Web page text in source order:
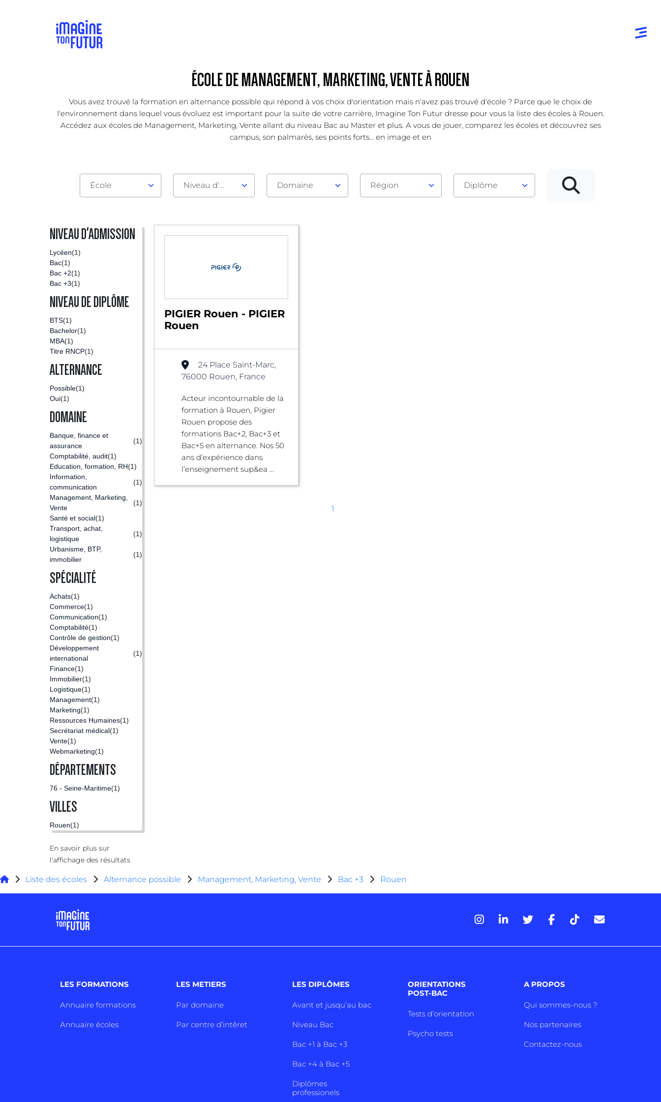
ÉCOLE DE MANAGEMENT, MARKETING, VENTE À ROUEN
Vous avez trouvé la formation en alternance possible qui répond à vos choix d'orientation mais n'avez pas trouvé d'école ? Parce que le choix de
l'environnement dans lequel vous évoluez est important pour la suite de votre carrière, Imagine Ton Futur dresse pour vous la liste des écoles à Rouen.
Accédez aux écoles de Management, Marketing, Vente allant du niveau Bac au Master et plus. A vous de jouer, comparez les écoles et découvrez ses
campus, son palmarès, ses points forts... en image et en
École Niveau d'admission Domaine Région Diplôme
NIVEAU D'ADMISSION
Lycéen(1)
Bac(1)
Bac +2(1)
Bac +3(1)
NIVEAU DE DIPLÔME
BTS(1)
Bachelor(1)
MBA(1)
Titre RNCP(1)
ALTERNANCE
Possible(1)
Oui(1)
DOMAINE
Banque, finance et
assurance
(1)
Comptabilité, audit(1)
Education, formation, RH(1)
Information,
communication
(1)
Management, Marketing,
Vente
(1)
Santé et social(1)
Transport, achat,
logistique
(1)
Urbanisme, BTP,
immobilier
(1)
SPÉCIALITÉ
Achats(1)
Commerce(1)
Communication(1)
Comptabilité(1)
Contrôle de gestion(1)
Développement
international
(1)
Finance(1)
Immobilier(1)
Logistique(1)
Management(1)
Marketing(1)
Ressources Humaines(1)
Secrétariat médical(1)
Vente(1)
Webmarketing(1)
DÉPARTEMENTS
76 - Seine-Maritime(1)
VILLES
Rouen(1)
En savoir plus sur
l'affichage des résultats
PIGIER Rouen - PIGIER
Rouen
24 Place Saint-Marc,
76000 Rouen, France
Acteur incontournable de la
formation à Rouen, Pigier
Rouen propose des
formations Bac+2, Bac+3 et
Bac+5 en alternance. Nos 50
ans d’expérience dans
l’enseignement sup&ea ...
1
Liste des écoles Alternance possible Management, Marketing, Vente Bac +3 Rouen
LES FORMATIONS
Annuaire formations
Annuaire écoles
LES METIERS
Par domaine
Par centre d’intêret
LES DIPLÔMES
Avant et jusqu’au bac
Niveau Bac
Bac +1 à Bac +3
Bac +4 à Bac +5
Diplômes
professionels
ORIENTATIONS
POST-BAC
Tests d’orientation
Psycho tests
A PROPOS
Qui sommes-nous ?
Nos partenaires
Contactez-nous